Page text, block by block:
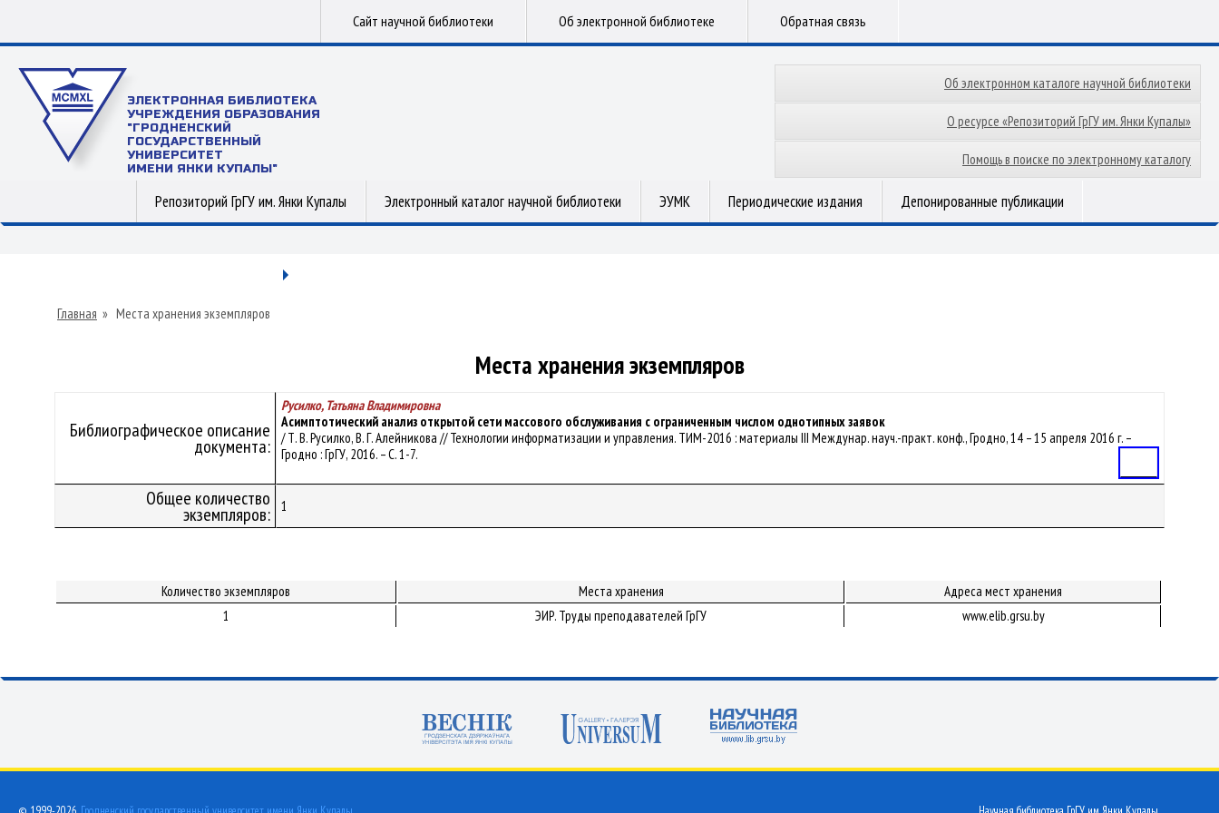
Сайт научной библиотеки Об электронной библиотеке Обратная связь
ЭЛЕКТРОННАЯ БИБЛИОТЕКА
УЧРЕЖДЕНИЯ ОБРАЗОВАНИЯ
"ГРОДНЕНСКИЙ
ГОСУДАРСТВЕННЫЙ
УНИВЕРСИТЕТ
ИМЕНИ ЯНКИ КУПАЛЫ"
Об электронном каталоге научной библиотеки
О ресурсе «Репозиторий ГрГУ им. Янки Купалы»
Помощь в поиске по электронному каталогу
Репозиторий ГрГУ им. Янки Купалы Электронный каталог научной библиотеки ЭУМК Периодические издания Депонированные публикации
Главная » Места хранения экземпляров
Места хранения экземпляров
Библиографическое описание
документа:
Русилко, Татьяна Владимировна
Асимптотический анализ открытой сети массового обслуживания с ограниченным числом однотипных заявок
/ Т. В. Русилко, В. Г. Алейникова // Технологии информатизации и управления. ТИМ-2016 : материалы III Междунар. науч.-практ. конф., Гродно, 14 – 15 апреля 2016 г. –
Гродно : ГрГУ, 2016. – С. 1-7.
Общее количество
экземпляров: 1
Количество экземпляров Места хранения
Адреса мест хранения
1
ЭИР. Труды преподавателей ГрГУ www.elib.grsu.by